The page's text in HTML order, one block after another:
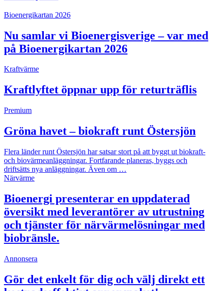
Bioenergikartan 2026
Nu samlar vi Bioenergisverige – var med
på Bioenergikartan 2026
Kraftvärme
Kraftlyftet öppnar upp för returträflis
Premium
Gröna havet – biokraft runt Östersjön
Flera länder runt Östersjön har satsar stort på att byggt ut biokraft-
och biovärmeanläggningar. Fortfarande planeras, byggs och
driftsätts nya anläggningar. Även om …
Närvärme
Bioenergi presenterar en uppdaterad
översikt med leverantörer av utrustning
och tjänster för närvärmelösningar med
biobränsle.
Annonsera
Gör det enkelt för dig och välj direkt ett